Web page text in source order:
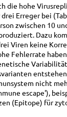
die hohe
Erreger bei
zwischen 10
Dazu
Viren keine
Fehlerrate
nicht
escape'),
(Epitope) für